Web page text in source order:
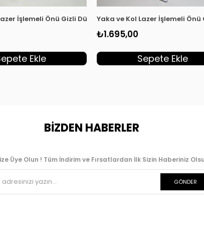
Haki KSR 2003
İşlemeli Önü Gizli Düğmeli Kadın Tunik Kırmızı KSR
Ekle
Yaka ve Kol Lazer İşlemeli Önü
₺1.695,00
Sepete Ekle
BİZDEN HABERLER
Üye Olun ! Tüm İndirim ve Fırsatlardan İlk Sizin Haberiniz
GÖNDER